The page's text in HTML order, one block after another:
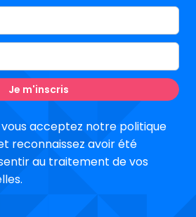
vous acceptez notre politique
reconnaissez avoir été
au traitement de vos